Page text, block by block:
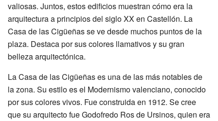
valiosas. Juntos, estos edificios muestran cómo era la
arquitectura a principios del siglo XX en Castellón. La
Casa de las Cigüeñas se ve desde muchos puntos de la
plaza. Destaca por sus colores llamativos y su gran
belleza arquitectónica.
La Casa de las Cigüeñas es una de las más notables de
la zona. Su estilo es el Modernismo valenciano, conocido
por sus colores vivos. Fue construida en 1912. Se cree
que su arquitecto fue Godofredo Ros de Ursinos, quien era